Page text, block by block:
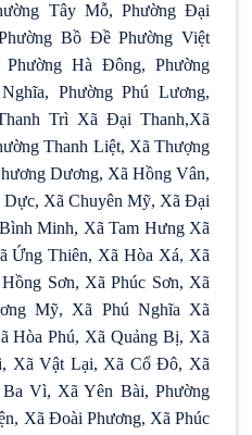
Tây Mỗ, Phường Đại
Bồ Đề Phường Việt
Hà Đông, Phường
Phường Phú Lương,
Trì Xã Đại Thanh,Xã
Thanh Liệt, Xã Thượng
Dương, Xã Hồng Vân,
Dực, Xã Chuyên Mỹ, Xã Đại
Minh, Xã Tam Hưng Xã
Ứng Thiên, Xã Hòa Xá, Xã
Sơn, Xã Phúc Sơn, Xã
Mỹ, Xã Phú Nghĩa Xã
Hòa Phú, Xã Quảng Bị, Xã
Xã Vật Lại, Xã Cổ Đô, Xã
Vì, Xã Yên Bài, Phường
Xã Đoài Phương, Xã Phúc